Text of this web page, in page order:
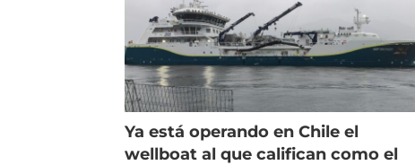
Ya está operando en Chile el
wellboat al que califican como el